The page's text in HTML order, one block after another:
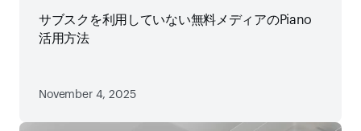
サブスクを利用していない無料メディアのPiano
活用方法
November 4, 2025